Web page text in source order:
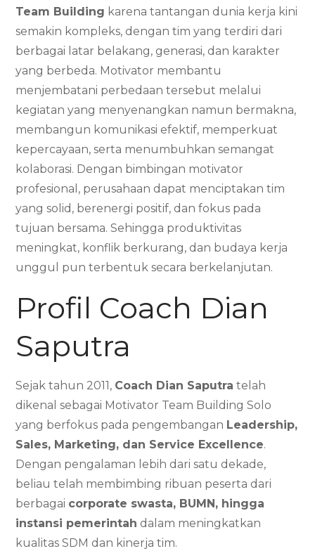
Team Building karena tantangan dunia kerja kini
semakin kompleks, dengan tim yang terdiri dari
berbagai latar belakang, generasi, dan karakter
yang berbeda. Motivator membantu
menjembatani perbedaan tersebut melalui
kegiatan yang menyenangkan namun bermakna,
membangun komunikasi efektif, memperkuat
kepercayaan, serta menumbuhkan semangat
kolaborasi. Dengan bimbingan motivator
profesional, perusahaan dapat menciptakan tim
yang solid, berenergi positif, dan fokus pada
tujuan bersama. Sehingga produktivitas
meningkat, konflik berkurang, dan budaya kerja
unggul pun terbentuk secara berkelanjutan.
Profil Coach Dian
Saputra
Sejak tahun 2011, Coach Dian Saputra telah
dikenal sebagai Motivator Team Building Solo
yang berfokus pada pengembangan Leadership,
Sales, Marketing, dan Service Excellence.
Dengan pengalaman lebih dari satu dekade,
beliau telah membimbing ribuan peserta dari
berbagai corporate swasta, BUMN, hingga
instansi pemerintah dalam meningkatkan
kualitas SDM dan kinerja tim.